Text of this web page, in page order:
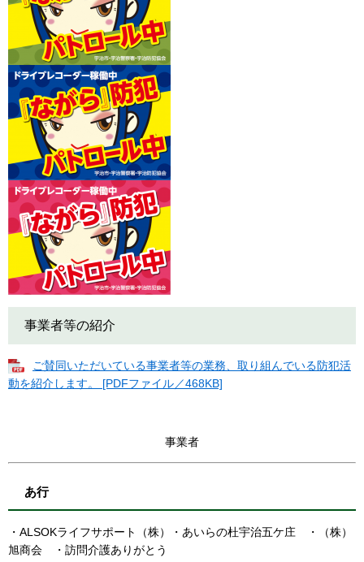
事業者等の紹介
ご賛同いただいている事業者等の業務、取り組んでいる防犯活
動を紹介します。 [PDFファイル／468KB]
事業者
あ行
・ALSOKライフサポート（株）
・あいらの杜宇治五ケ庄 ・（株）
旭商会 ・訪問介護ありがとう